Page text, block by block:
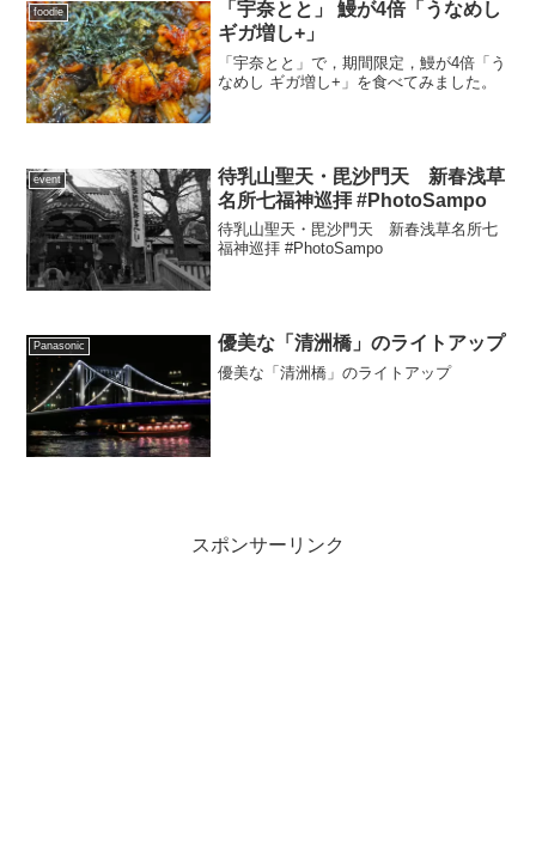
foodie
「宇奈とと」 鰻が4倍「うなめし
ギガ増し+」
「宇奈とと」で，期間限定，鰻が4倍「う
なめし ギガ増し+」を食べてみました。
event
待乳山聖天・毘沙門天 新春浅草
名所七福神巡拝 #PhotoSampo
待乳山聖天・毘沙門天 新春浅草名所七
福神巡拝 #PhotoSampo
Panasonic 優美な「清洲橋」のライトアップ
優美な「清洲橋」のライトアップ
スポンサーリンク